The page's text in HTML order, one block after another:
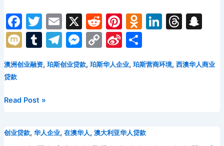
F
a
c
e
o
k
T
w
itt
er
E
m
ai
l
X R
e
d
di
Pi
nt
er
e
O
d
n
o
s
Li
e
T
a
S
p
M
ix
i
T
m
r
T
el
e
M
s
g
C
p
k
Si
n
a
o
分
享
澳洲创业融资, 珀斯创业贷款, 珀斯华人企业, 珀斯营商环境, 西澳华人商业
贷款
2026
斯
Read Post »
创业贷款, 华人企业, 在澳华人 , 澳大利亚华人贷款